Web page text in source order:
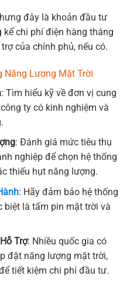
đây là khoản đầu tư
chi phí điện hàng tháng
của chính phủ, nếu có.
Năng Lượng Mặt Trời
: Tìm hiểu kỹ về đơn vị cung
ty có kinh nghiệm và
: Đánh giá mức tiêu thụ
nghiệp để chọn hệ thống
thiếu hụt năng lượng.
: Hãy đảm bảo hệ thống
biệt là tấm pin mặt trời và
Trợ: Nhiều quốc gia có
đặt năng lượng mặt trời,
tiết kiệm chi phí đầu tư.